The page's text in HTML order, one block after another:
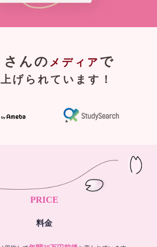
さんの メディア で
げられています！
PRICE
料金